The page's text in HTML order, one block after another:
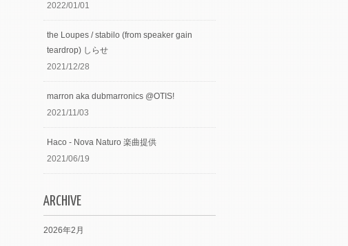
2022/01/01
the Loupes / stabilo (from speaker gain
teardrop) しらせ
2021/12/28
marron aka dubmarronics @OTIS!
2021/11/03
Haco - Nova Naturo 楽曲提供
2021/06/19
ARCHIVE
2026年2月